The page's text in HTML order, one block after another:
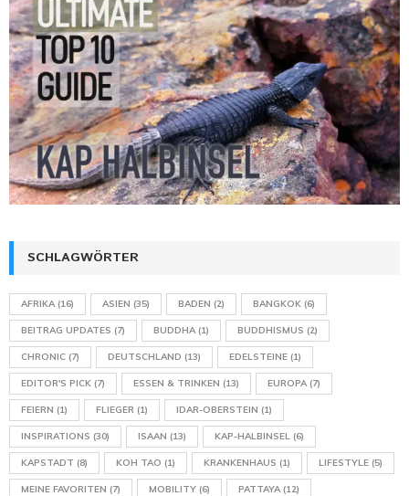
SCHLAGWÖRTER
AFRIKA(16) ASIEN (35) BADEN (2) BANGKOK (6)
BEITRAG UPDATES (7) BUDDHA(1) BUDDHISMUS (2)
CHRONIC (7) DEUTSCHLAND (13) EDELSTEINE (1)
EDITOR'S PICK (7) ESSEN & TRINKEN (13) EUROPA(7)
FEIERN (1) FLIEGER (1) IDAR-OBERSTEIN (1)
INSPIRATIONS (30) ISAAN (13) KAP-HALBINSEL (6)
KAPSTADT (8) KOH TAO (1) KRANKENHAUS (1) LIFESTYLE (5)
MEINE FAVORITEN (7) MOBILITY (6) PATTAYA(12)